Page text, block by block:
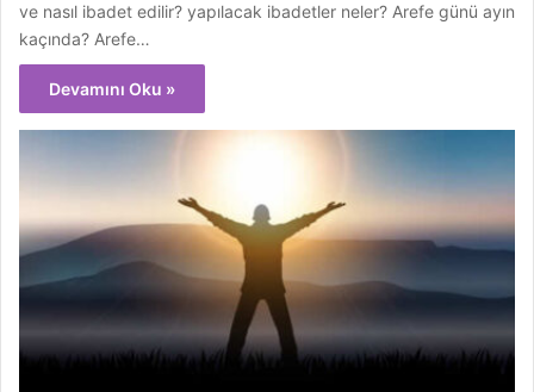
ve nasıl ibadet edilir? yapılacak ibadetler neler? Arefe günü ayın
kaçında? Arefe…
Devamını Oku »